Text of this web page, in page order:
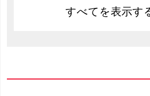
すべてを表示す